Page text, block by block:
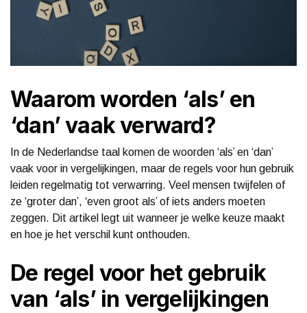
Waarom worden ‘als’ en
‘dan’ vaak verward?
In de Nederlandse taal komen de woorden ‘als’ en ‘dan’
vaak voor in vergelijkingen, maar de regels voor hun gebruik
leiden regelmatig tot verwarring. Veel mensen twijfelen of
ze ‘groter dan’, ‘even groot als’ of iets anders moeten
zeggen. Dit artikel legt uit wanneer je welke keuze maakt
en hoe je het verschil kunt onthouden.
De regel voor het gebruik
van ‘als’ in vergelijkingen